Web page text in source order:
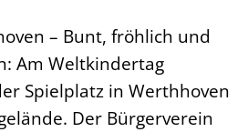
– Bunt, fröhlich und
Am Weltkindertag
Spielplatz in Werthhoven
Der Bürgerverein